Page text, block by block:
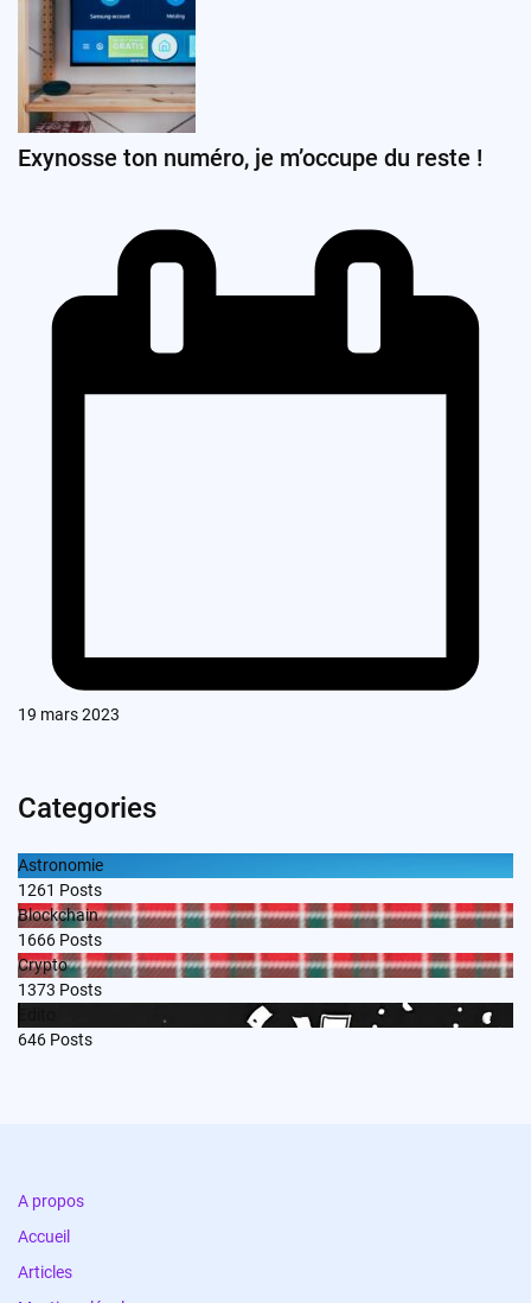
Exynosse ton numéro, je m’occupe du reste !
19 mars 2023
Categories
Astronomie
1261 Posts
Blockchain
1666 Posts
Crypto
1373 Posts
646 Posts
A propos
Accueil
Articles